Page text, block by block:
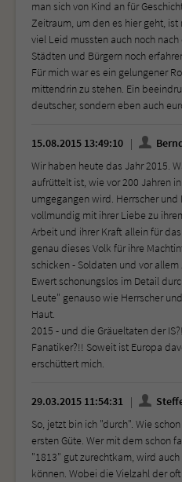
man sich von Kind an für
Zeitraum, um den es hier geht,
viel Leid mussten auch noch
Städten und Bürgern noch
Für mich war es ein gelungener
mittendrin zu stehen. Ein
deutscher, sondern eben auch
15.08.2015 13:49:10
Wir haben heute das Jahr 2015.
aufrüttelt ist, wie vor 200 Jahren
umgegangen wird. Herrscher
vollmundig mit ihrer Liebe zu
Arbeit und ihrer Kraft allein für
genau dieses Volk für ihre
schicken - Soldaten und vor
Ewert schonungslos im Detail
Leute" genauso wie Herrscher
Haut.
2015 - und die Gräueltaten der
Fanatiker?!! Soweit ist Europa
erschüttert mich.
29.03.2015 11:54:31
So, jetzt bin ich "durch". Wie
ersten Güte. Wer mit dem schon
"1813" gut zurechtkam, wird
können. Wobei die Vielzahl der